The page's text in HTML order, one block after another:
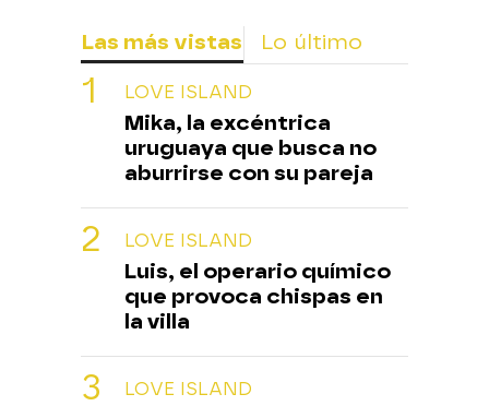
Las más vistas Lo último
LOVE ISLAND
Mika, la excéntrica
uruguaya que busca no
aburrirse con su pareja
LOVE ISLAND
Luis, el operario químico
que provoca chispas en
la villa
LOVE ISLAND